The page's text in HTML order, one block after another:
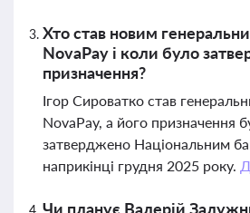
Хто став новим
NovaPay і коли було
призначення?
Ігор Сироватко став
NovaPay, а його призначення
затверджено Національним
наприкінці грудня 2025 року.
Чи планує Валерій